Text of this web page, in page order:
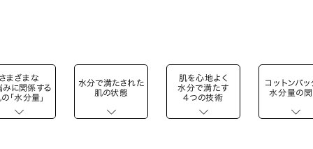
まざまな
みに関係する
「水分量」
水分で満たされた
肌の状態
肌を心地よく
水分で満たす
4つの技術
コットンパッ
水分量の